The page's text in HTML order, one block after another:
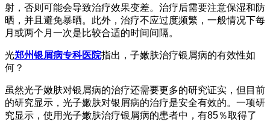
射，否则可能会导致治疗效果变差。治疗后需要注意保湿和防
晒，并且避免暴晒。此外，治疗不应过度频繁，一般情况下每
月或两个月一次是比较合适的时间间隔。
光郑州银屑病专科医院指出，子嫩肤治疗银屑病的有效性如
何？
虽然光子嫩肤对银屑病的治疗还需要更多的研究证实，但目前
的研究显示，光子嫩肤对银屑病的治疗是安全有效的。一项研
究显示，使用光子嫩肤治疗银屑病的患者中，有85％取得了